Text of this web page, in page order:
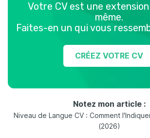
Votre CV est une
même.
Faites-en un qui vous
CRÉEZ VOTRE CV
Notez mon article :
Niveau de Langue CV : Comment
(2026)